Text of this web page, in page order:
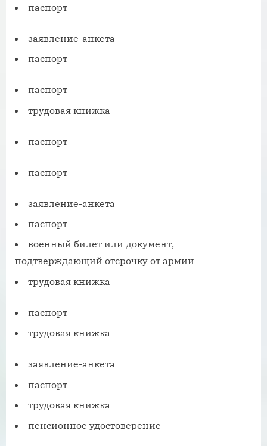
паспорт
заявление-анкета
паспорт
паспорт
трудовая книжка
паспорт
паспорт
заявление-анкета
паспорт
военный билет или документ,
подтверждающий отсрочку от армии
трудовая книжка
паспорт
трудовая книжка
заявление-анкета
паспорт
трудовая книжка
пенсионное удостоверение